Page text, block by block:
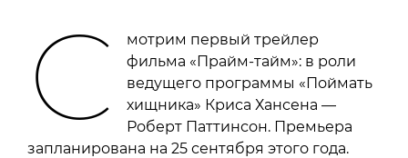
С
мотрим первый трейлер
фильма «Прайм-тайм»: в роли
ведущего программы «Поймать
хищника» Криса Хансена —
Роберт Паттинсон. Премьера
запланирована на 25 сентября этого года.